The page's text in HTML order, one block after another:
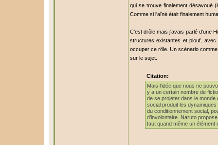
qui se trouve finalement désavoué
Comme si l'aîné était finalement
C'est drôle mais j'avais parlé d'une
structures existantes et plouf,
occuper ce rôle. Un scénario
sur le sujet.
Citation:
Mais l'idée que nous ne
y a un certain nombre de
de se projeter dans le monde
social produit les
du conditionnement social,
d'involontaire. Naruto
faut quand même un